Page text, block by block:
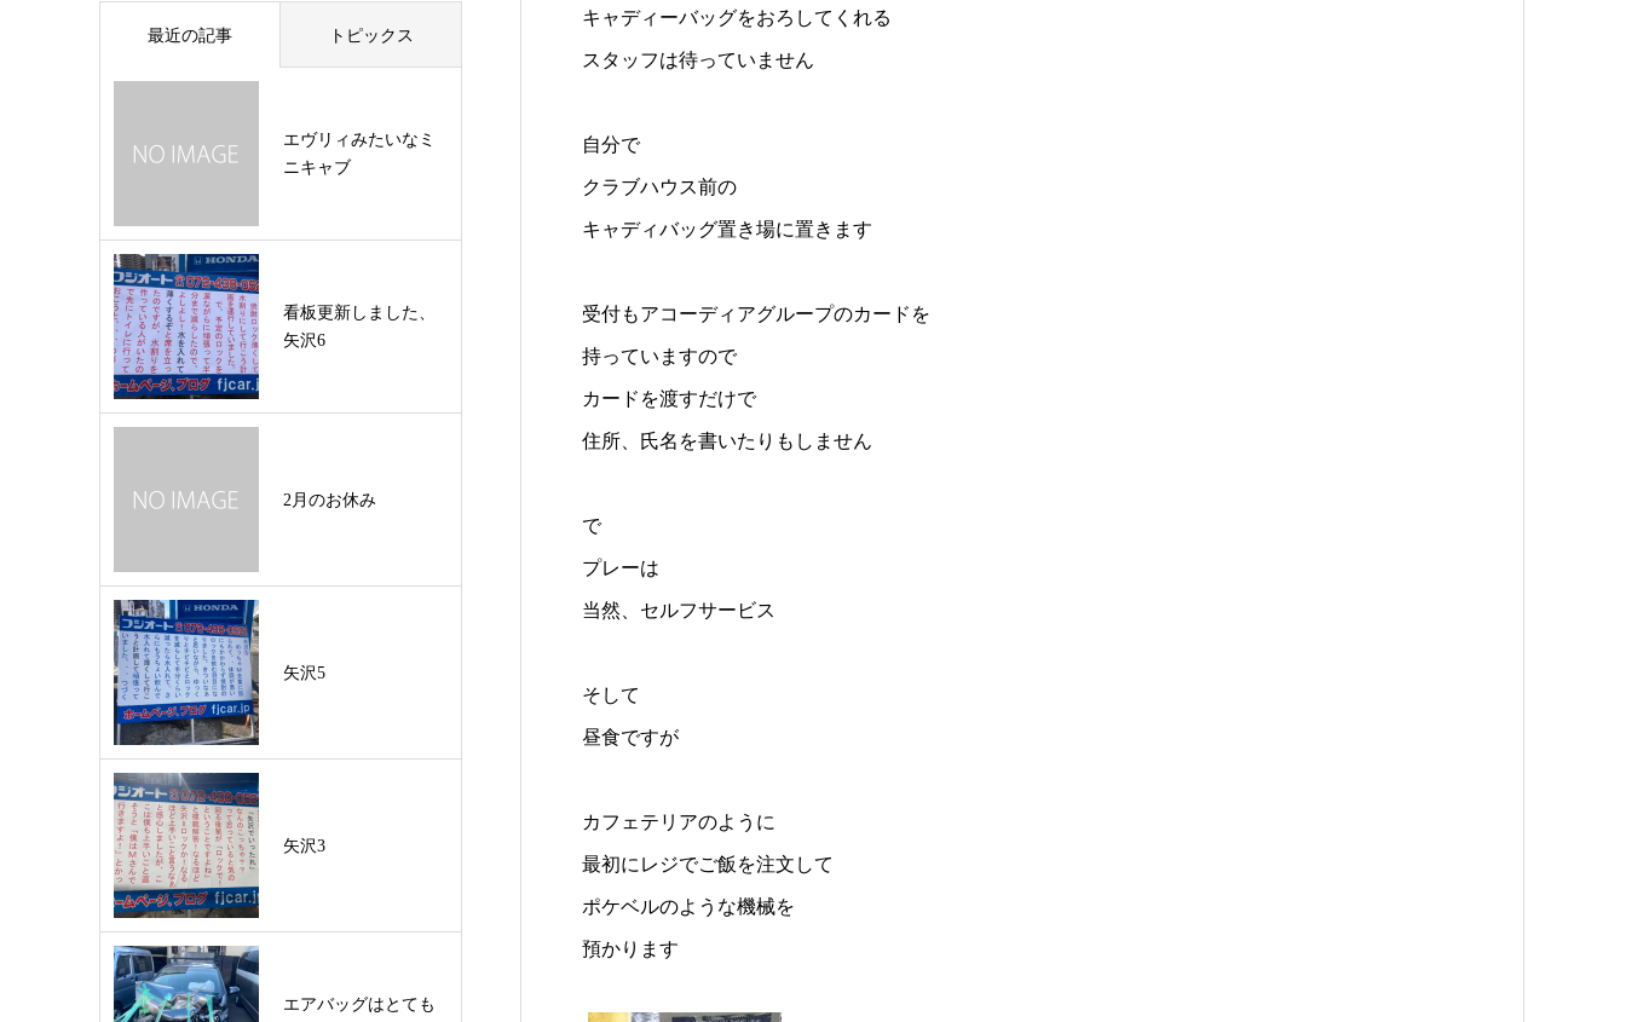
キャディーバッグをおろしてくれる
スタッフは待っていません
自分で
クラブハウス前の
キャディバッグ置き場に置きます
受付もアコーディアグループのカードを
持っていますので
カードを渡すだけで
住所、氏名を書いたりもしません
で
プレーは
当然、セルフサービス
そして
昼食ですが
カフェテリアのように
最初にレジでご飯を注文して
ポケベルのような機械を
預かります
最近の記事 トピックス
エヴリィみたいなミ
ニキャブ
看板更新しました、
矢沢6
2月のお休み
矢沢5
矢沢3
エアバッグはとても